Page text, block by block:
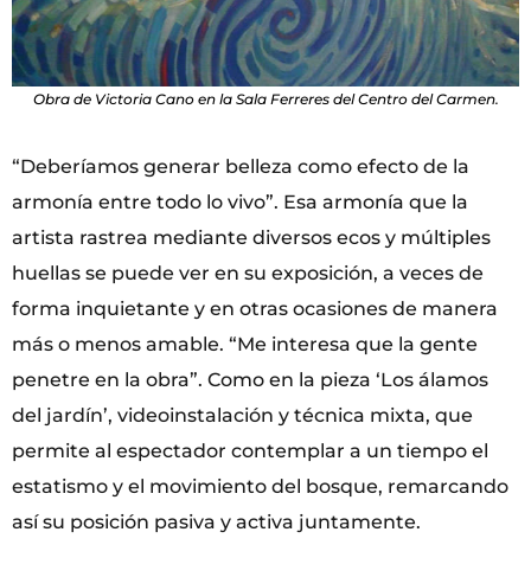
Obra de Victoria Cano en la Sala Ferreres del Centro del Carmen.
“Deberíamos generar belleza como efecto de la
armonía entre todo lo vivo”. Esa armonía que la
artista rastrea mediante diversos ecos y múltiples
huellas se puede ver en su exposición, a veces de
forma inquietante y en otras ocasiones de manera
más o menos amable. “Me interesa que la gente
penetre en la obra”. Como en la pieza ‘Los álamos
del jardín’, videoinstalación y técnica mixta, que
permite al espectador contemplar a un tiempo el
estatismo y el movimiento del bosque, remarcando
así su posición pasiva y activa juntamente.